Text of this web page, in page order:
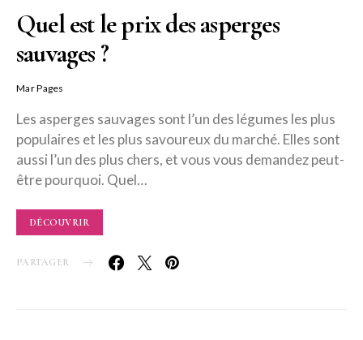
Quel est le prix des asperges
sauvages ?
Mar Pages
Les asperges sauvages sont l’un des légumes les plus
populaires et les plus savoureux du marché. Elles sont
aussi l’un des plus chers, et vous vous demandez peut-
être pourquoi. Quel…
DÉCOUVRIR
PARTAGER